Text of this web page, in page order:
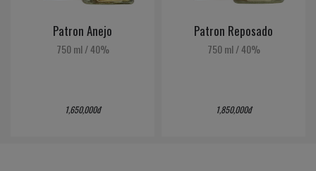
Patron Anejo
750 ml/40%
1,650,000đ
Patron Reposado
750 ml/40%
1,850,000đ